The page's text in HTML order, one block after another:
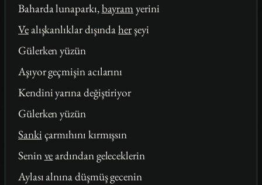
Baharda lunaparkı,bayramyerini
Vealışkanlıklar dışındaherşeyi
Gülerken yüzün
Aşıyor geçmişin acılarını
Kendini yarına değiştiriyor
Gülerken yüzün
Sanki çarmıhını kırmışsın
Seninveardından geleceklerin
Aylası alnına düşmüş gecenin